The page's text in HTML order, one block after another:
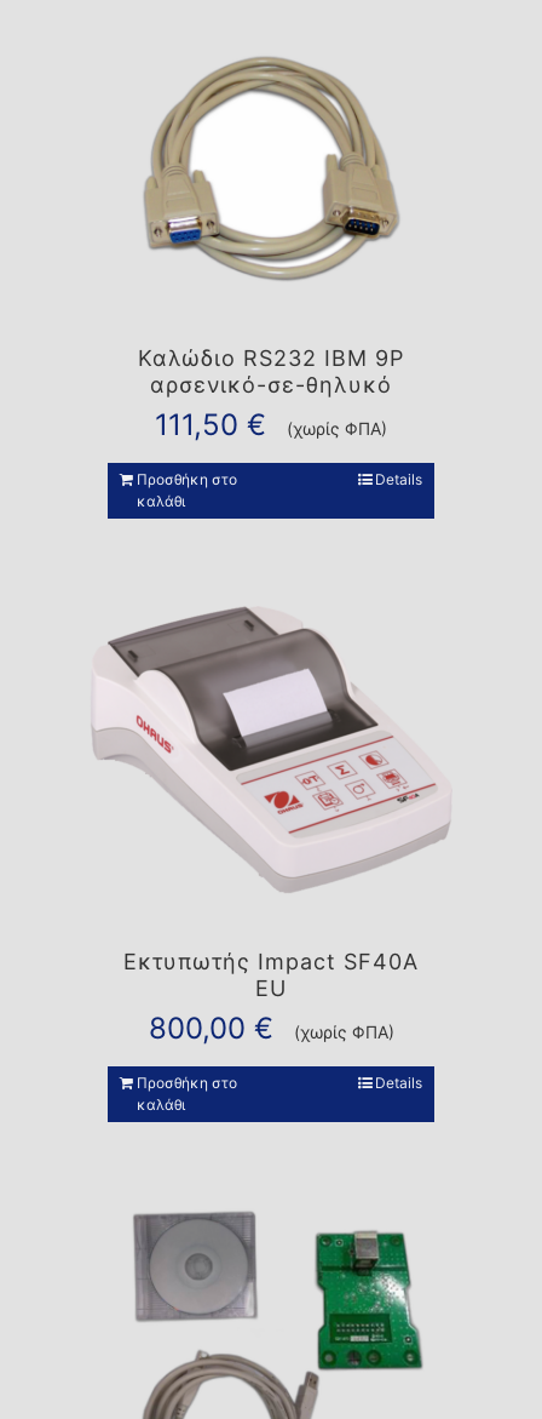
Καλώδιο RS232 IBM 9P
αρσενικό-σε-θηλυκό
111,50 € (χωρίς ΦΠΑ)
Προσθήκη στο
καλάθι
Details
Εκτυπωτής Impact SF40A
EU
800,00 € (χωρίς ΦΠΑ)
Προσθήκη στο
καλάθι
Details